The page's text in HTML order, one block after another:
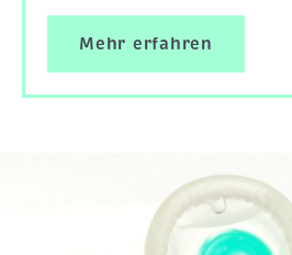
Mehr erfahren